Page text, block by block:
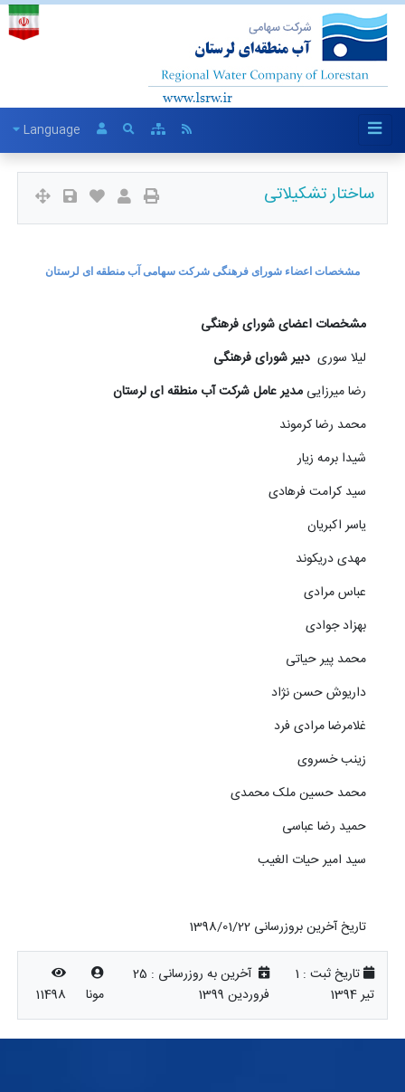
Language
ساختار تشکیلاتی
مشخصات اعضاء شورای فرهنگی شرکت سهامی آب منطقه ای لرستان
مشخصات اعضای شورای فرهنگی
لیلا سوریدبیر شورای فرهنگی
رضا میرزاییمدیر عامل شرکت آب منطقه ای لرستان
محمد رضا کرموند
شیدا برمه زیار
سید کرامت فرهادی
یاسر اکبریان
مهدی دریکوند
عباس مرادی
بهزاد جوادی
محمد پیر حیاتی
داریوش حسن نژاد
غلامرضا مرادی فرد
زینب خسروی
محمد حسین ملک محمدی
حمید رضا عباسی
سید امیر حیات الغیب
تاریخ آخرین بروزرسانی 1398/01/22
تاریخ ثبت : 1
تیر 1394
آخرین به روزرسانی : 25
فروردین 1399
مونا 11498